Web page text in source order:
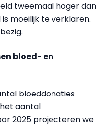
tweemaal hoger dan
moeilijk te verklaren.
bloed- en
bloeddonaties
aantal
2025 projecteren we